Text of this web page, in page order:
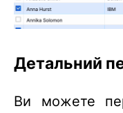
Детальний
Ви можете